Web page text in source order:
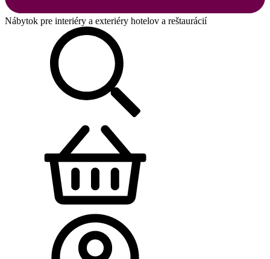
Nábytok pre interiéry a exteriéry hotelov a reštaurácií